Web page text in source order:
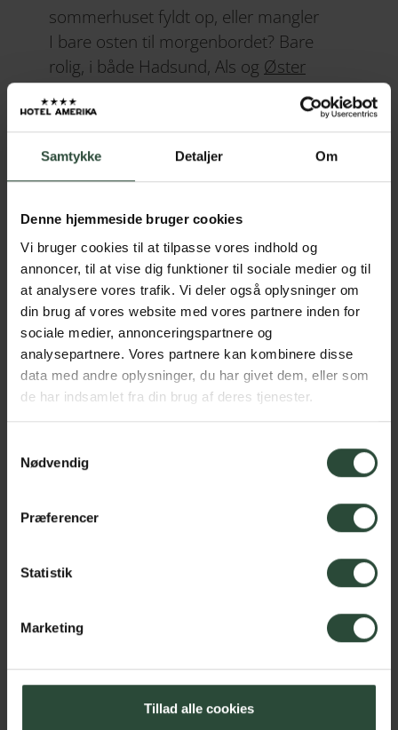
Samtykke Detaljer Om
Denne hjemmeside bruger cookies
Vi bruger cookies til at tilpasse vores indhold og
annoncer, til at vise dig funktioner til sociale medier og til
at analysere vores trafik. Vi deler også oplysninger om
din brug af vores website med vores partnere inden for
sociale medier, annonceringspartnere og
analysepartnere. Vores partnere kan kombinere disse
data med andre oplysninger, du har givet dem, eller som
de har indsamlet fra din brug af deres tjenester.
Nødvendig
Præferencer
Statistik
Marketing
Tillad alle cookies
sommerhuset fyldt op, eller mangler
I bare osten til morgenbordet? Bare
rolig, i både Hadsund, Als og Øster
er der rig mulighed for at få
købt stort ind, i de mange
I Hadsund finder I forretninger inden
for disse områder:
Apotek
Bank
Optikere
Boghandel
Ure og smykker
Dame- og herretøj
Bolig og tekstil
Cykelforretning